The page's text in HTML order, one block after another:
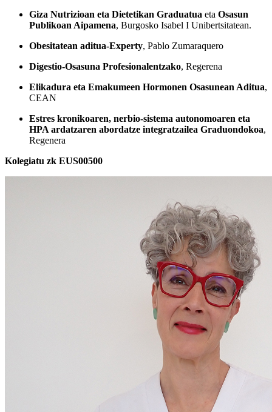
Giza Nutrizioan eta Dietetikan Graduatua eta Osasun
Publikoan Aipamena, Burgosko Isabel I Unibertsitatean.
Obesitatean aditua-Experty, Pablo Zumaraquero
Digestio-Osasuna Profesionalentzako, Regerena
Elikadura eta Emakumeen Hormonen Osasunean Aditua,
CEAN
Estres kronikoaren, nerbio-sistema autonomoaren eta
HPA ardatzaren abordatze integratzailea Graduondokoa,
Regenera
Kolegiatu zk EUS00500